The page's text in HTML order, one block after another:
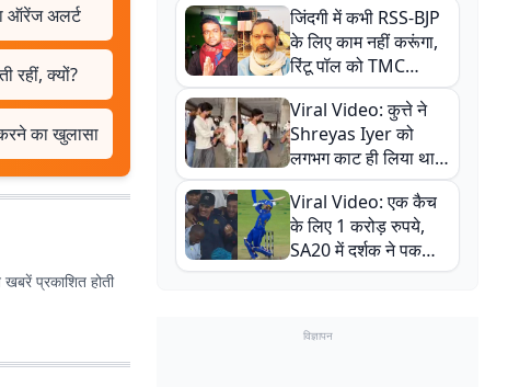
ऑरेंज अलर्ट
रहीं, क्यों?
का खुलासा
प्रकाशित होती
कान
जिंदगी में कभी RSS-BJP
के लिए काम नहीं करूंगा,
रिंटू पॉल को TMC
ऑफिस में ले जाकर पीटा,
Video वायरल
Viral Video: कुत्ते ने
Shreyas Iyer को
लगभग काट ही लिया था,
न्यूजीलैंड सीरीज से पहले
बाल-बाल बचे
Viral Video: एक कैच
के लिए 1 करोड़ रुपये,
SA20 में दर्शक ने पकड़ा
एक हाथ से गजब का कैच
विज्ञापन